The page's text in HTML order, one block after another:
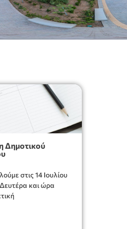
Δημοτικού
στις 14 Ιουλίου
και ώρα